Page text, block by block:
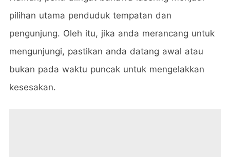
pilihan utama penduduk tempatan dan
pengunjung. Oleh itu, jika anda merancang untuk
mengunjungi, pastikan anda datang awal atau
bukan pada waktu puncak untuk mengelakkan
kesesakan.